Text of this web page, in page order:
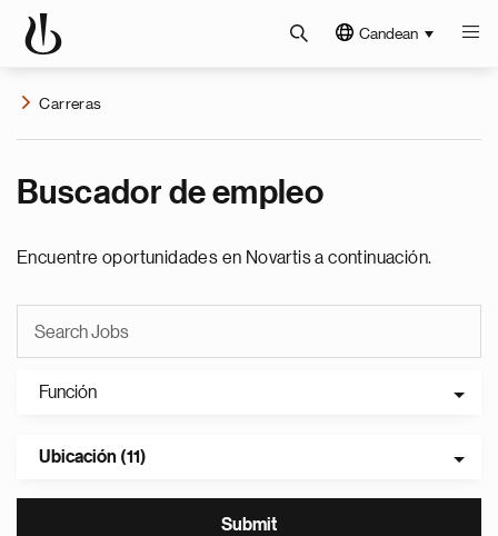
Candean
Carreras
Buscador de empleo
Encuentre oportunidades en Novartis a continuación.
Función
Ubicación (11)